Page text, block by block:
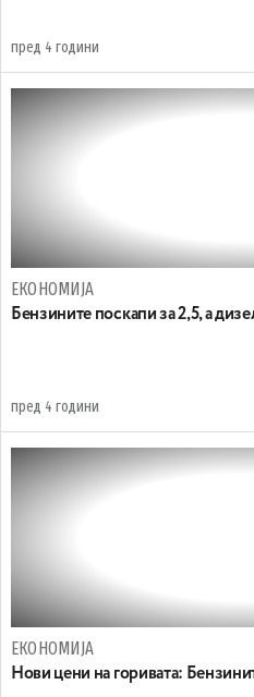
пред 4 години
ЕКОНОМИЈА
Бензините поскапи за 2,5, а
пред 4 години
ЕКОНОМИЈА
Нови цени на горивата: